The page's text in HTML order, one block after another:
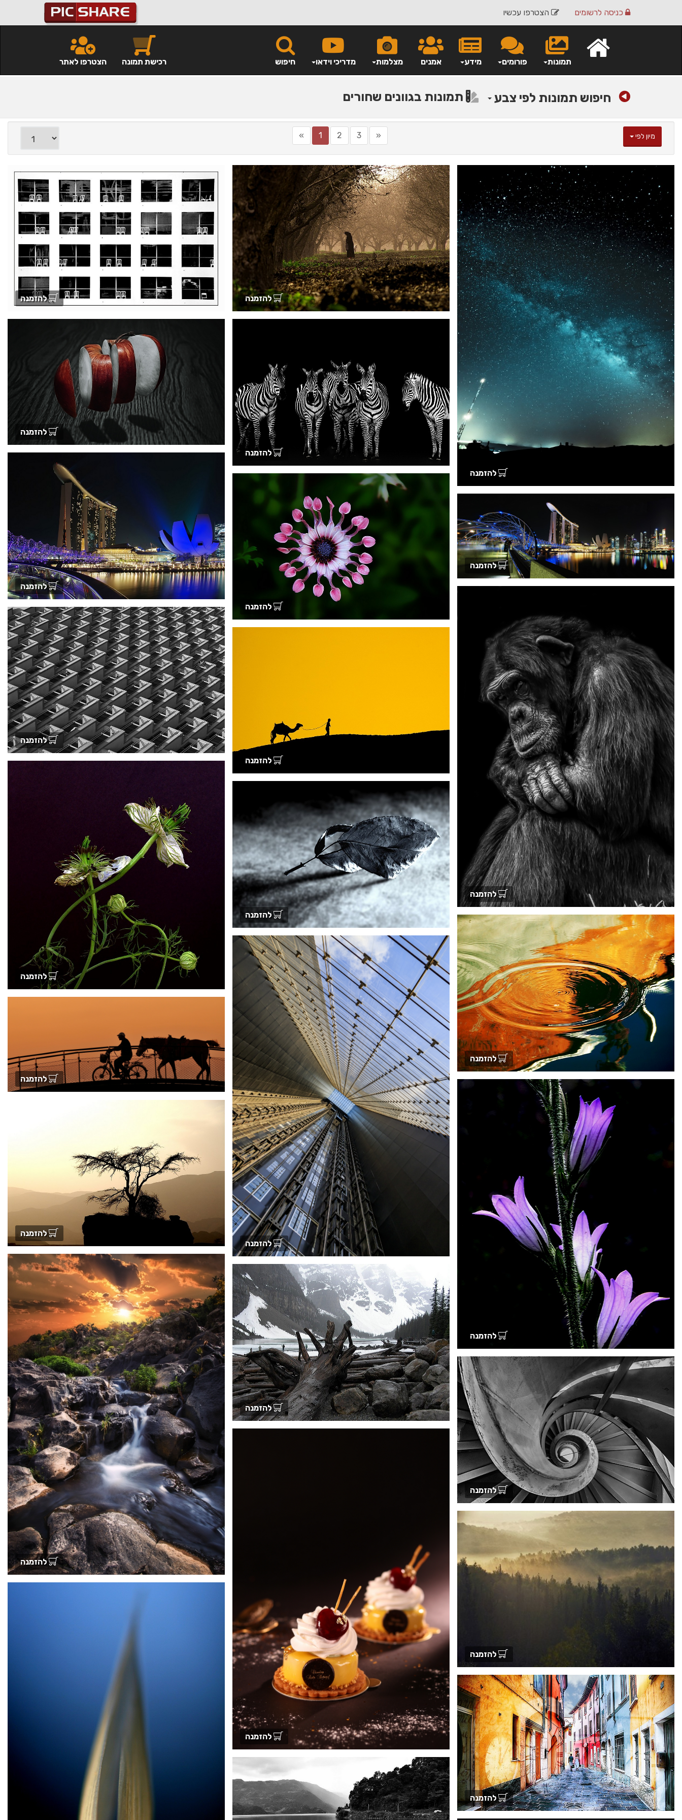
הצטרפו עכשיו כניסה לרשומים
חיפוש מדריכי וידאו מצלמות אמנים מידע פורומים תמונות הצטרפו לאתר רכישת תמונה
חיפוש תמונות לפי צבע תמונות בגוונים שחורים
» 1 2 3 « מיון לפי
להזמנה
להזמנה להזמנה
להזמנה
להזמנה
להזמנה
להזמנה
להזמנה
להזמנה
להזמנה
להזמנה
להזמנה
להזמנה
להזמנה
להזמנה
להזמנה
להזמנה
להזמנה
להזמנה
להזמנה
להזמנה
להזמנה
להזמנה
להזמנה